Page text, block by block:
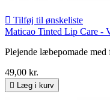
 Tilføj til ønskeliste
Maticao Tinted Lip Care -
Plejende læbepomade med
49,00 kr.
 Læg i kurv